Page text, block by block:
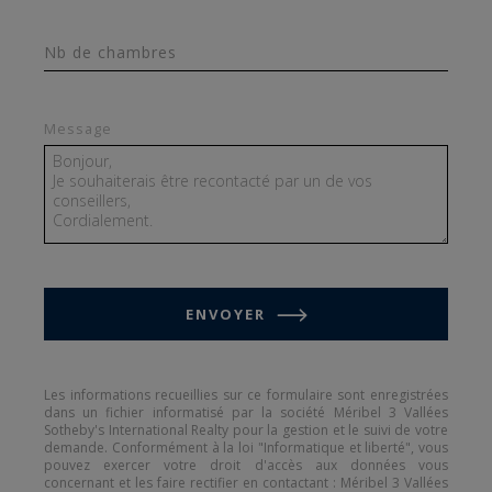
Nb de chambres
Message
ENVOYER
Les informations recueillies sur ce formulaire sont enregistrées
dans un fichier informatisé par la société Méribel 3 Vallées
Sotheby's International Realty pour la gestion et le suivi de votre
demande. Conformément à la loi "Informatique et liberté", vous
pouvez exercer votre droit d'accès aux données vous
concernant et les faire rectifier en contactant : Méribel 3 Vallées